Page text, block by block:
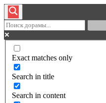
Exact matches only
Search in title
Search in content